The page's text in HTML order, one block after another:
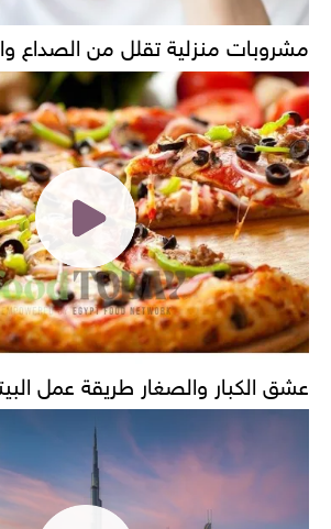
مشروبات منزلية تقلل من الصداع
عشق الكبار والصغار طريقة عمل